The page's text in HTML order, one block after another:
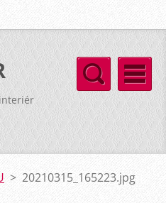
> 20210315_165223.jpg